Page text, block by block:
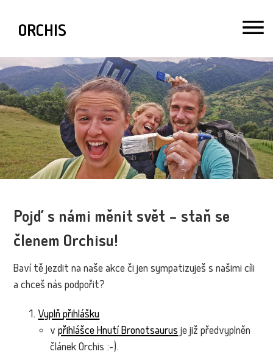
ORCHIS
Pojď s námi měnit svět – staň se
členem Orchisu!
Baví tě jezdit na naše akce či jen sympatizuješ s našimi cíli
a chceš nás podpořit?
Vyplň přihlášku
vpřihlášce Hnutí Bronotsaurusje již předvyplněn
článek Orchis :-).